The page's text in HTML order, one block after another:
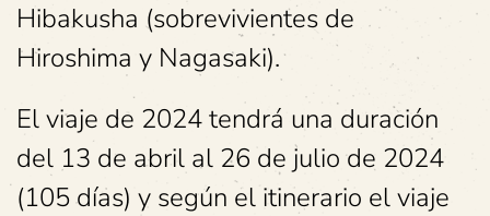
Hibakusha (sobrevivientes de
Hiroshima y Nagasaki).
El viaje de 2024 tendrá una duración
del 13 de abril al 26 de julio de 2024
(105 días) y según el itinerario el viaje